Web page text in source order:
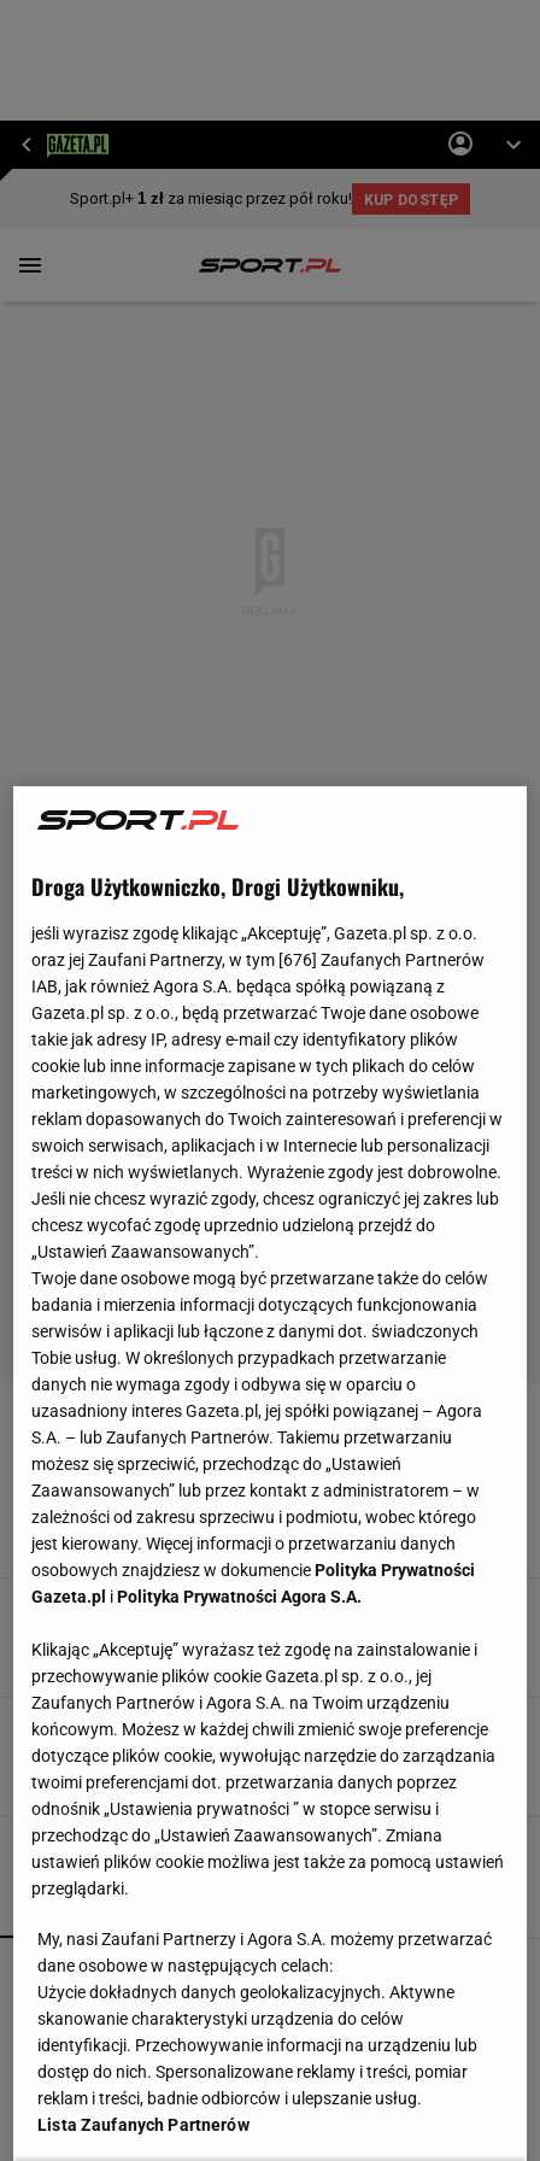
RAFAŁ MOKS
KMP w Szczecinie ujawnia przyczynę śmierci
Rafała Moksa
Aleksander Bernard,19 LISTOPADA 2022, 14:48
KSW w żałobie. Kawulski żegna Rafała Moksa.
Antoni Partum, 18 LISTOPADA 2022, 17:41
Nie żyje Rafał Moks. Zawodnik KSW miał 36 lat
Błażej Winter,18 LISTOPADA 2022, 13:11
Trzy minuty i wstrząs u Igi Świątek. Szkoda, że
Roig tego nie widział
SUBSKRYPCJA
Pucharowa wygrana Chicago. 64 minuty
Lewandowskiego
Droga Użytkowniczko, Drogi Użytkowniku,
jeśli wyrazisz zgodę klikając „Akceptuję”, Gazeta.pl sp. z o.o.
oraz jej Zaufani Partnerzy, w tym [676] Zaufanych Partnerów
IAB, jak również Agora S.A. będąca spółką powiązaną z
Gazeta.pl sp. z o.o., będą przetwarzać Twoje dane osobowe
takie jak adresy IP, adresy e-mail czy identyfikatory plików
cookie lub inne informacje zapisane w tych plikach do celów
marketingowych, w szczególności na potrzeby wyświetlania
reklam dopasowanych do Twoich zainteresowań i preferencji w
swoich serwisach, aplikacjach i w Internecie lub personalizacji
treści w nich wyświetlanych. Wyrażenie zgody jest dobrowolne.
Jeśli nie chcesz wyrazić zgody, chcesz ograniczyć jej zakres lub
chcesz wycofać zgodę uprzednio udzieloną przejdź do
„Ustawień Zaawansowanych”.
Twoje dane osobowe mogą być przetwarzane także do celów
badania i mierzenia informacji dotyczących funkcjonowania
serwisów i aplikacji lub łączone z danymi dot. świadczonych
Tobie usług. W określonych przypadkach przetwarzanie
danych nie wymaga zgody i odbywa się w oparciu o
uzasadniony interes Gazeta.pl, jej spółki powiązanej – Agora
S.A. – lub Zaufanych Partnerów. Takiemu przetwarzaniu
możesz się sprzeciwić, przechodząc do „Ustawień
Zaawansowanych” lub przez kontakt z administratorem – w
zależności od zakresu sprzeciwu i podmiotu, wobec którego
jest kierowany. Więcej informacji o przetwarzaniu danych
osobowych znajdziesz w dokumenciePolityka Prywatności
Gazeta.pl iPolityka Prywatności Agora S.A.
Klikając „Akceptuję” wyrażasz też zgodę na zainstalowanie i
przechowywanie plików cookie Gazeta.pl sp. z o.o., jej
Zaufanych Partnerów i Agora S.A. na Twoim urządzeniu
końcowym. Możesz w każdej chwili zmienić swoje preferencje
dotyczące plików cookie, wywołując narzędzie do zarządzania
twoimi preferencjami dot. przetwarzania danych poprzez
odnośnik „Ustawienia prywatności ” w stopce serwisu i
przechodząc do „Ustawień Zaawansowanych”. Zmiana
ustawień plików cookie możliwa jest także za pomocą ustawień
przeglądarki.
My, nasi Zaufani Partnerzy i Agora S.A. możemy przetwarzać
dane osobowe w następujących celach:
Użycie dokładnych danych geolokalizacyjnych. Aktywne
skanowanie charakterystyki urządzenia do celów
identyfikacji. Przechowywanie informacji na urządzeniu lub
dostęp do nich. Spersonalizowane reklamy i treści, pomiar
reklam i treści, badnie odbiorców i ulepszanie usług.
Lista Zaufanych Partnerów